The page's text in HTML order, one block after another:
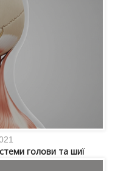
голови та шиї